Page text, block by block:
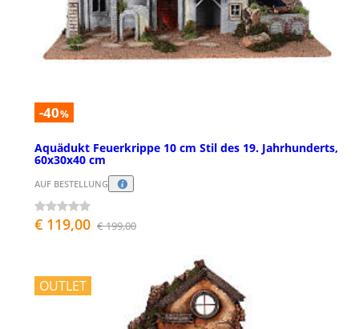
-40%
Aquädukt Feuerkrippe 10 cm Stil des 19. Jahrhunderts,
60x30x40 cm
AUF BESTELLUNG
€ 119,00 € 199,00
OUTLET